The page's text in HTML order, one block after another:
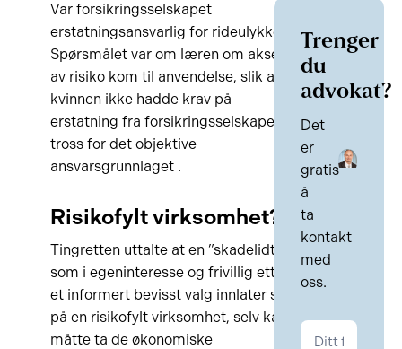
Var forsikringsselskapet
erstatningsansvarlig for rideulykke?
Spørsmålet var om læren om aksept
av risiko kom til anvendelse, slik at
kvinnen ikke hadde krav på
erstatning fra forsikringsselskapet til
tross for det objektive
ansvarsgrunnlaget .
Risikofylt virksomhet?
Tingretten uttalte at en ”skadelidt
som i egeninteresse og frivillig etter
et informert bevisst valg innlater seg
på en risikofylt virksomhet, selv kan
måtte ta de økonomiske
Trenger
du
advokat?
Det
er
gratis
å
ta
kontakt
med
oss.
Kontakt